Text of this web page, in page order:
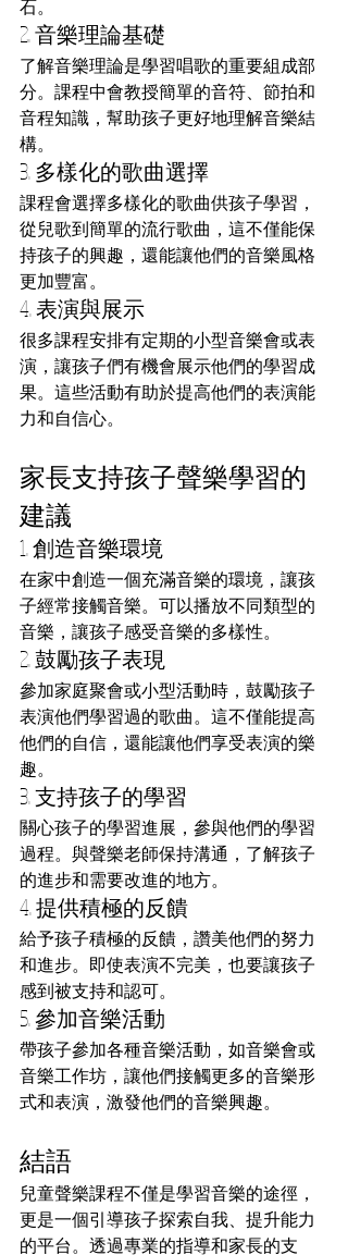
石。
2. 音樂理論基礎
了解音樂理論是學習唱歌的重要組成部
分。課程中會教授簡單的音符、節拍和
音程知識，幫助孩子更好地理解音樂結
構。
3. 多樣化的歌曲選擇
課程會選擇多樣化的歌曲供孩子學習，
從兒歌到簡單的流行歌曲，這不僅能保
持孩子的興趣，還能讓他們的音樂風格
更加豐富。
4. 表演與展示
很多課程安排有定期的小型音樂會或表
演，讓孩子們有機會展示他們的學習成
果。這些活動有助於提高他們的表演能
力和自信心。
家長支持孩子聲樂學習的
建議
1. 創造音樂環境
在家中創造一個充滿音樂的環境，讓孩
子經常接觸音樂。可以播放不同類型的
音樂，讓孩子感受音樂的多樣性。
2. 鼓勵孩子表現
參加家庭聚會或小型活動時，鼓勵孩子
表演他們學習過的歌曲。這不僅能提高
他們的自信，還能讓他們享受表演的樂
趣。
3. 支持孩子的學習
關心孩子的學習進展，參與他們的學習
過程。與聲樂老師保持溝通，了解孩子
的進步和需要改進的地方。
4. 提供積極的反饋
給予孩子積極的反饋，讚美他們的努力
和進步。即使表演不完美，也要讓孩子
感到被支持和認可。
5. 參加音樂活動
帶孩子參加各種音樂活動，如音樂會或
音樂工作坊，讓他們接觸更多的音樂形
式和表演，激發他們的音樂興趣。
結語
兒童聲樂課程不僅是學習音樂的途徑，
更是一個引導孩子探索自我、提升能力
的平台。透過專業的指導和家長的支